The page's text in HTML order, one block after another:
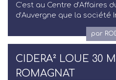
Propriétaires/Bailleurs
C’est au Centre d’Affaires
d’Auvergne que la société
par
CIDERA² LOUE 30
ROMAGNAT